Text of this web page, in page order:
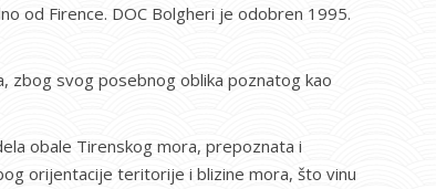
od Firence. DOC Bolgheri je odobren 1995.
zbog svog posebnog oblika poznatog kao
obale Tirenskog mora, prepoznata i
orijentacije teritorije i blizine mora, što vinu